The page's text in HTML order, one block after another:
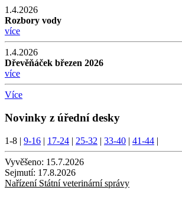
1.4.2026
Rozbory vody
více
1.4.2026
Dřevěňáček březen 2026
více
Více
Novinky z úřední desky
1-8 | 9-16 | 17-24 | 25-32 | 33-40 | 41-44 |
Vyvěšeno: 15.7.2026
Sejmutí: 17.8.2026
Nařízení Státní veterinární správy